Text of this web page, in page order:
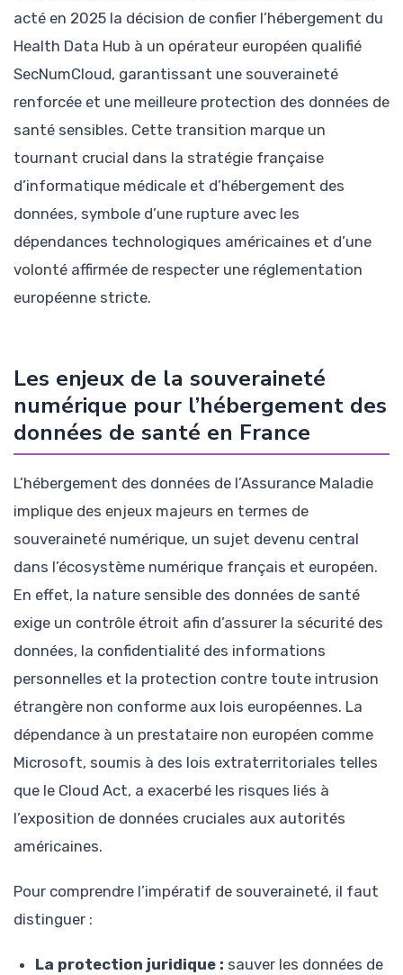
acté en 2025 la décision de confier l’hébergement du
Health Data Hub à un opérateur européen qualifié
SecNumCloud, garantissant une souveraineté
renforcée et une meilleure protection des données de
santé sensibles. Cette transition marque un
tournant crucial dans la stratégie française
d’informatique médicale et d’hébergement des
données, symbole d’une rupture avec les
dépendances technologiques américaines et d’une
volonté affirmée de respecter une réglementation
européenne stricte.
Les enjeux de la souveraineté
numérique pour l’hébergement des
données de santé en France
L’hébergement des données de l’Assurance Maladie
implique des enjeux majeurs en termes de
souveraineté numérique, un sujet devenu central
dans l’écosystème numérique français et européen.
En effet, la nature sensible des données de santé
exige un contrôle étroit afin d’assurer la sécurité des
données, la confidentialité des informations
personnelles et la protection contre toute intrusion
étrangère non conforme aux lois européennes. La
dépendance à un prestataire non européen comme
Microsoft, soumis à des lois extraterritoriales telles
que le Cloud Act, a exacerbé les risques liés à
l’exposition de données cruciales aux autorités
américaines.
Pour comprendre l’impératif de souveraineté, il faut
distinguer :
La protection juridique : sauver les données de